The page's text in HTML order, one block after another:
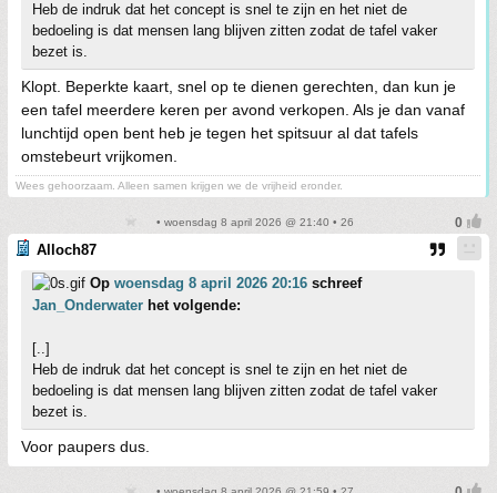
Heb de indruk dat het concept is snel te zijn en het niet de
bedoeling is dat mensen lang blijven zitten zodat de tafel vaker
bezet is.
Klopt. Beperkte kaart, snel op te dienen gerechten, dan kun je
een tafel meerdere keren per avond verkopen. Als je dan vanaf
lunchtijd open bent heb je tegen het spitsuur al dat tafels
omstebeurt vrijkomen.
Wees gehoorzaam. Alleen samen krijgen we de vrijheid eronder.
• woensdag 8 april 2026 @ 21:40 • 26
Alloch87
Op woensdag 8 april 2026 20:16 schreef
Jan_Onderwater het volgende:
[..]
Heb de indruk dat het concept is snel te zijn en het niet de
bedoeling is dat mensen lang blijven zitten zodat de tafel vaker
bezet is.
Voor paupers dus.